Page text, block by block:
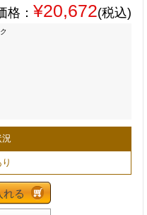
格： ¥20,672(税込)
況
れる